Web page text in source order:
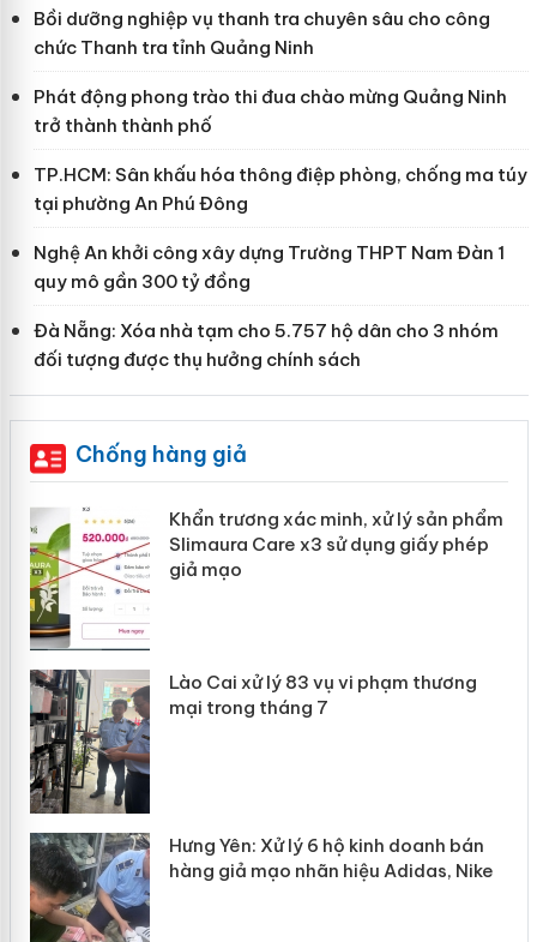
Bồi dưỡng nghiệp vụ thanh tra chuyên sâu cho công
chức Thanh tra tỉnh Quảng Ninh
Phát động phong trào thi đua chào mừng Quảng Ninh
trở thành thành phố
TP.HCM: Sân khấu hóa thông điệp phòng, chống ma túy
tại phường An Phú Đông
Nghệ An khởi công xây dựng Trường THPT Nam Đàn 1
quy mô gần 300 tỷ đồng
Đà Nẵng: Xóa nhà tạm cho 5.757 hộ dân cho 3 nhóm
đối tượng được thụ hưởng chính sách
Chống hàng giả
Khẩn trương xác minh, xử lý sản phẩm
Slimaura Care x3 sử dụng giấy phép
giả mạo
Lào Cai xử lý 83 vụ vi phạm thương
mại trong tháng 7
Hưng Yên: Xử lý 6 hộ kinh doanh bán
hàng giả mạo nhãn hiệu Adidas, Nike